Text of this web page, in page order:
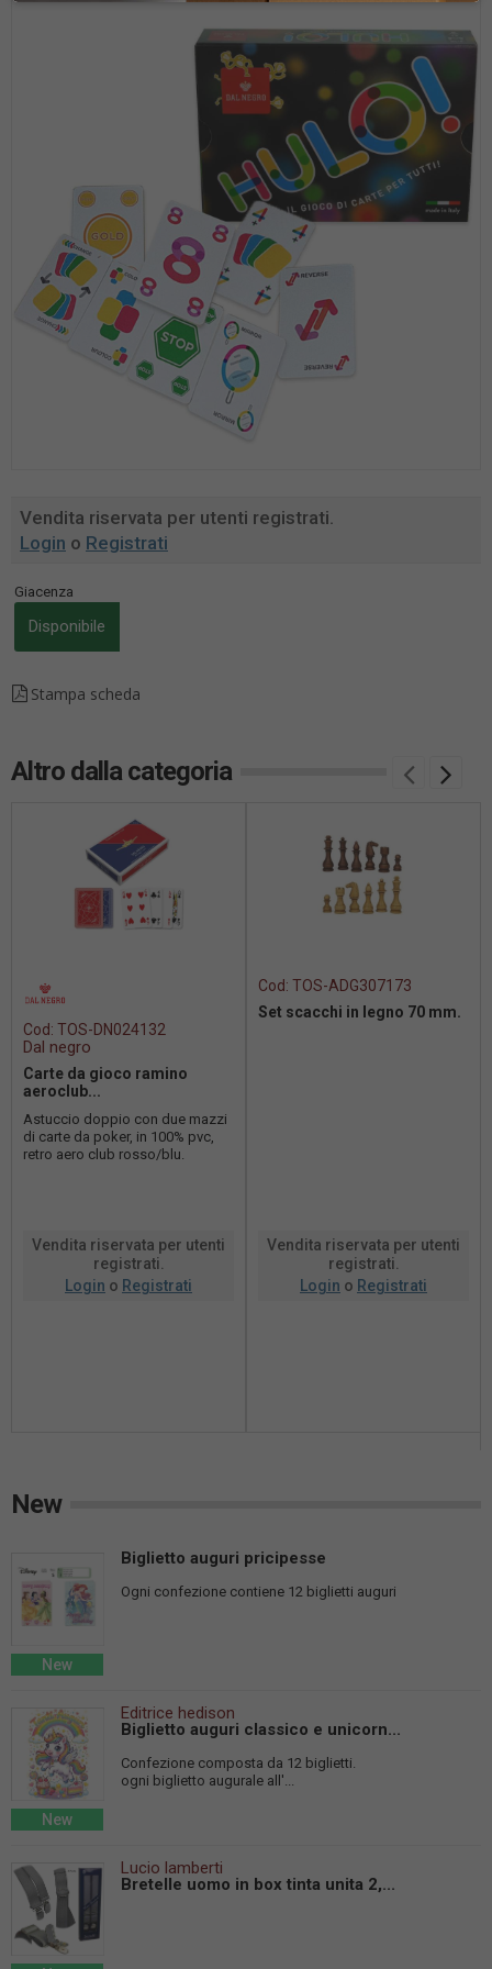
Vendita riservata per utenti registrati.
Login o Registrati
Giacenza
Disponibile
Stampa scheda
Altro dalla categoria
Cod: TOS-DN024132
Dal negro
Carte da gioco ramino
aeroclub...
Astuccio doppio con due mazzi
di carte da poker, in 100% pvc,
retro aero club rosso/blu.
Vendita riservata per utenti
registrati.
Login o Registrati
Cod: TOS-ADG307173
Set scacchi in legno 70 mm.
Vendita riservata per utenti
registrati.
Login o Registrati
New
New
Biglietto auguri pricipesse
Ogni confezione contiene 12 biglietti auguri
New
Editrice hedison
Biglietto auguri classico e unicorn...
Confezione composta da 12 biglietti.
ogni biglietto augurale all'...
Lucio lamberti
Bretelle uomo in box tinta unita 2,...